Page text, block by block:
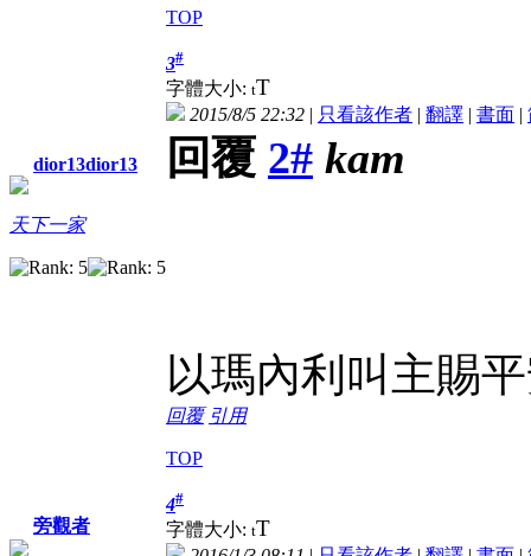
TOP
dior13dior13
天下一家
3#
字體大小: tT
2015/8/5 22:32 | 只看該作者 | 翻譯 | 書面 |
回覆 2# kam
以瑪內利叫主賜
回覆 引用
TOP
旁觀者
4#
字體大小: tT